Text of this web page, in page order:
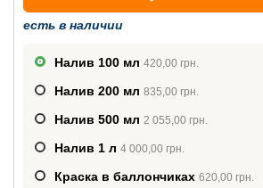
есть в наличии
Налив 100 мл 420,00 грн.
Налив 200 мл 835,00 грн.
Налив 500 мл 2 055,00 грн.
Налив 1 л 4 000,00 грн.
Краска в баллончиках 620,00 грн.